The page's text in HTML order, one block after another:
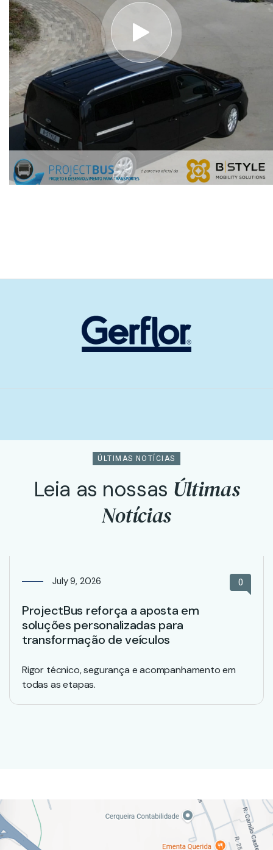
GURUS
ÚLTIMAS NOTÍCIAS
Leia as nossas Últimas
Notícias
July 9, 2026 0
ProjectBus reforça a aposta em
soluções personalizadas para
transformação de veículos
Rigor técnico, segurança e acompanhamento em
todas as etapas.